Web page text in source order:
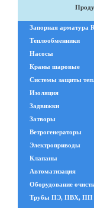
Запорная арматура
Теплообменники
Насосы
Краны шаровые
Системы защиты
Изоляция
Задвижки
Затворы
Ветрогенераторы
Электроприводы
Клапаны
Автоматизация
Оборудование
Трубы ПЭ, ПВХ, ПП